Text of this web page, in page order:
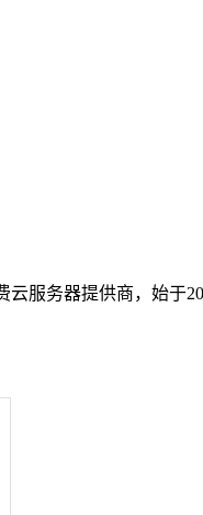
服务器提供商，始于